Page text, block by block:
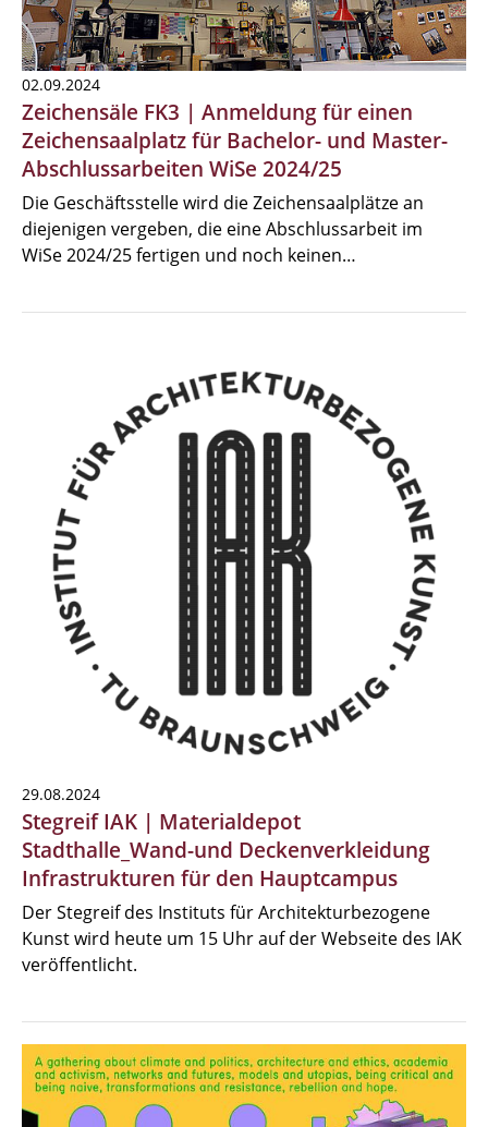
02.09.2024
Zeichensäle FK3 | Anmeldung für einen
Zeichensaalplatz für Bachelor- und Master-
Abschlussarbeiten WiSe 2024/25
Die Geschäftsstelle wird die Zeichensaalplätze an
diejenigen vergeben, die eine Abschlussarbeit im
WiSe 2024/25 fertigen und noch keinen…
29.08.2024
Stegreif IAK | Materialdepot
Stadthalle_Wand-und Deckenverkleidung
Infrastrukturen für den Hauptcampus
Der Stegreif des Instituts für Architekturbezogene
Kunst wird heute um 15 Uhr auf der Webseite des IAK
veröffentlicht.